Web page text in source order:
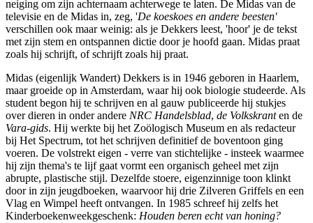
neiging om zijn achternaam achterwege te laten. De Midas van de
televisie en de Midas in, zeg, 'De koeskoes en andere beesten'
verschillen ook maar weinig: als je Dekkers leest, 'hoor' je de tekst
met zijn stem en ontspannen dictie door je hoofd gaan. Midas praat
zoals hij schrijft, of schrijft zoals hij praat.
Midas (eigenlijk Wandert) Dekkers is in 1946 geboren in Haarlem,
maar groeide op in Amsterdam, waar hij ook biologie studeerde. Als
student begon hij te schrijven en al gauw publiceerde hij stukjes
over dieren in onder andere NRC Handelsblad, de Volkskranten de
Vara-gids. Hij werkte bij het Zoölogisch Museum en als redacteur
bij Het Spectrum, tot het schrijven definitief de boventoon ging
voeren. De volstrekt eigen - verre van stichtelijke - insteek waarmee
hij zijn thema's te lijf gaat vormt een organisch geheel met zijn
abrupte, plastische stijl. Dezelfde stoere, eigenzinnige toon klinkt
door in zijn jeugdboeken, waarvoor hij drie Zilveren Griffels en een
Vlag en Wimpel heeft ontvangen. In 1985 schreef hij zelfs het
Kinderboekenweekgeschenk: Houden beren echt van honing?